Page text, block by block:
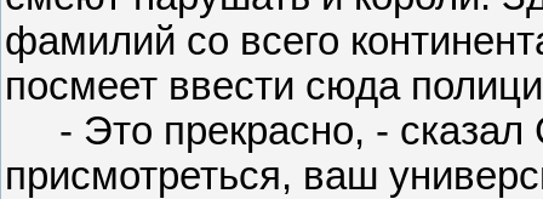
фамилий со всего
посмеет ввести сюда
- Это прекрасно, - сказал
присмотреться, ваш